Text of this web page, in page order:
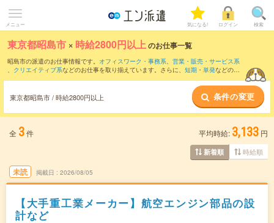
メニュー 気になる! ログイン 検索
東京都昭島市 × 時給2800円以上のお仕事一覧
昭島市の派遣のお仕事情報です。 オフィスワーク・事務系、 営業・販売・サービス系
、 クリエイティブ系などのお仕事を取り揃えています。さらに、 短期 ・ 単発などの期
東京都昭島市 / 時給2800円以上 条件の変更
全 3件 平均時給: 3,133 円
新着順 時給順
未読 掲載日 2026/08/05
【大手重工業メーカー】航空エンジン部品の設
計など